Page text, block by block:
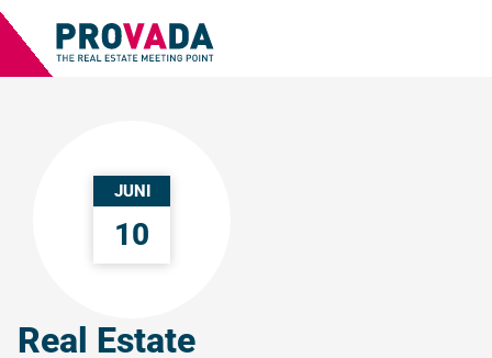
JUNI
10
Real Estate